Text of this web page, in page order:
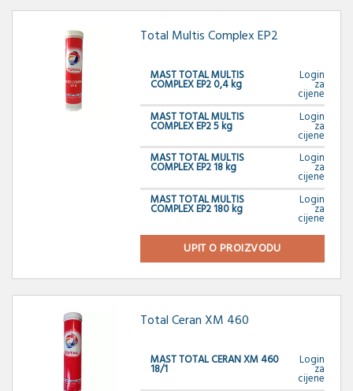
Total Multis Complex EP2
MAST TOTAL MULTIS
COMPLEX EP2 0,4 kg
Login
za
cijene
MAST TOTAL MULTIS
COMPLEX EP2 5 kg
Login
za
cijene
MAST TOTAL MULTIS
COMPLEX EP2 18 kg
Login
za
cijene
MAST TOTAL MULTIS
COMPLEX EP2 180 kg
Login
za
cijene
UPIT O PROIZVODU
Total Ceran XM 460
MAST TOTAL CERAN XM 460
18/1
Login
za
cijene